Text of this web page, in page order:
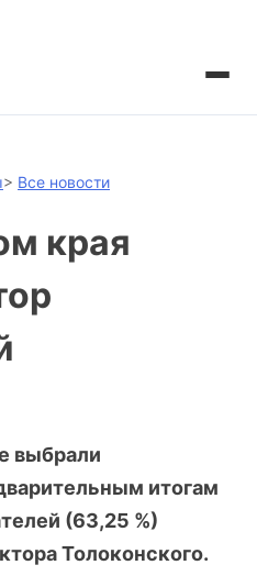
> Все новости
края
выбрали
итогам
(63,25 %)
Толоконского.